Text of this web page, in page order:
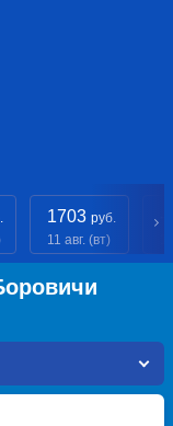
1703 руб.
11 авг. (вт)